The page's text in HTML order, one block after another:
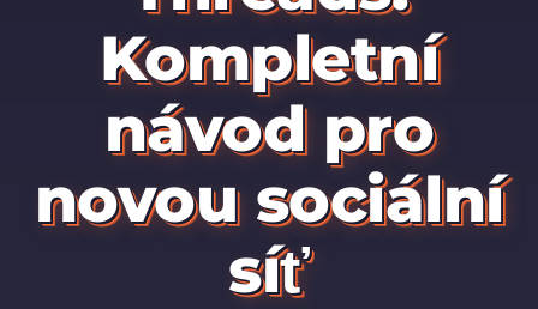
Kompletní
návod pro
novou sociální
síť